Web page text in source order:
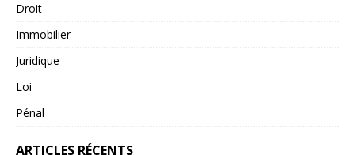
Droit
Immobilier
Juridique
Loi
Pénal
ARTICLES RÉCENTS